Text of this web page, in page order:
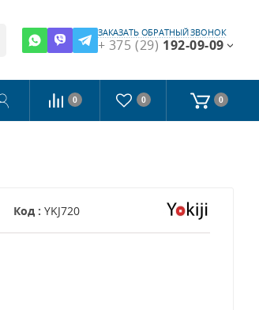
ЗАКАЗАТЬ ОБРАТНЫЙ ЗВОНОК
+ 375 (29) 192-09-09
0 0 0
Код : YKJ720